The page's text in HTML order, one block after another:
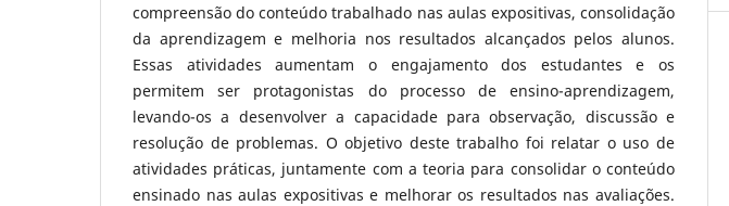
compreensão do conteúdo trabalhado nas aulas expositivas, consolidação
da aprendizagem e melhoria nos resultados alcançados pelos alunos.
Essas atividades aumentam o engajamento dos estudantes e os
permitem ser protagonistas do processo de ensino-aprendizagem,
levando-os a desenvolver a capacidade para observação, discussão e
resolução de problemas. O objetivo deste trabalho foi relatar o uso de
atividades práticas, juntamente com a teoria para consolidar o conteúdo
ensinado nas aulas expositivas e melhorar os resultados nas avaliações.